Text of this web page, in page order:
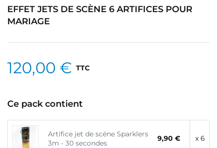
EFFET JETS DE SCÈNE 6 ARTIFICES POUR
MARIAGE
120,00 € TTC
Ce pack contient
Artifice jet de scène Sparklers
3m - 30 secondes
9,90 € x 6